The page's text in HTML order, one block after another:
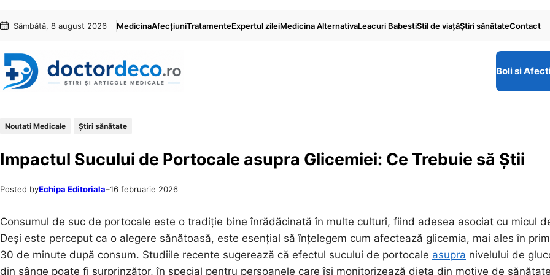
conținut
content
Sâmbătă, 8 august 2026 MedicinaAfecțiuniTratamenteExpertul zileiMedicina AlternativaLeacuri BabestiStil de viaţăŞtiri sănătateContact
Boli si
Noutati Medicale Ştiri sănătate
Impactul Sucului de Portocale asupra Glicemiei: Ce Trebuie să Știi
Posted byEchipa Editoriala–16 februarie 2026
Consumul de suc de portocale este o tradiție bine înrădăcinată în multe culturi, fiind adesea asociat cu micul
Deși este perceput ca o alegere sănătoasă, este esențial să înțelegem cum afectează glicemia, mai ales în
30 de minute după consum. Studiile recente sugerează că efectul sucului de portocale asupra nivelului de
din sânge poate fi surprinzător, în special pentru persoanele care își monitorizează dieta din motive de